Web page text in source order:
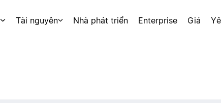
Tài nguyên Nhà phát triển Enterprise Giá